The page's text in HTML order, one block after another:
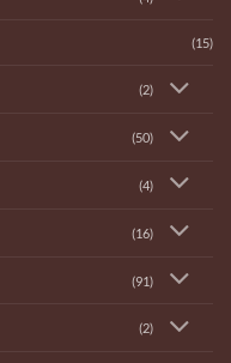
(15)
(2)
(50)
(4)
(16)
(91)
(2)